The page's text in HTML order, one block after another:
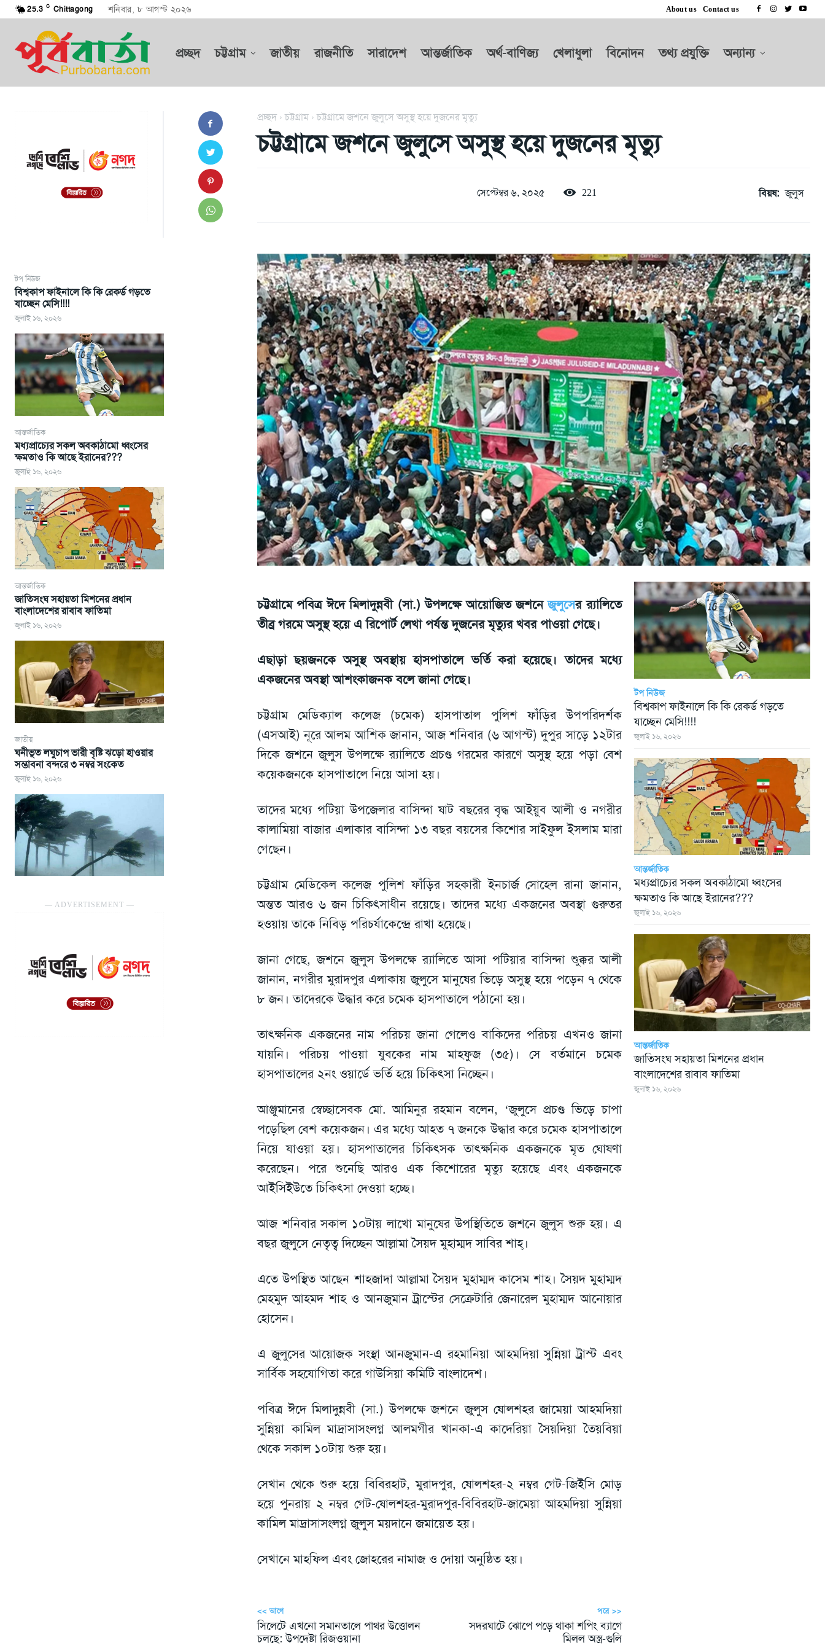
25.3 C Chittagong শনিবার, ৮ আগস্ট ২০২৬ About us Contact us
প্রচ্ছদ চট্টগ্রাম জাতীয় রাজনীতি সারাদেশ আন্তর্জাতিক অর্থ-বাণিজ্য খেলাধুলা বিনোদন তথ্য প্রযুক্তি অন্যান্য
টপ নিউজ
বিশ্বকাপ ফাইনালে কি কি রেকর্ড গড়তে
যাচ্ছেন মেসি!!!!
জুলাই ১৬, ২০২৬
আন্তর্জাতিক
মধ্যপ্রাচ্যের সকল অবকাঠামো ধ্বংসের
ক্ষমতাও কি আছে ইরানের???
জুলাই ১৬, ২০২৬
আন্তর্জাতিক
জাতিসংঘ সহায়তা মিশনের প্রধান
বাংলাদেশের রাবাব ফাতিমা
জুলাই ১৬, ২০২৬
জাতীয়
ঘনীভূত লঘুচাপ ভারী বৃষ্টি ঝড়ো হাওয়ার
সম্ভাবনা বন্দরে ৩ নম্বর সংকেত
জুলাই ১৬, ২০২৬
― ADVERTISEMENT ―
প্রচ্ছদ চট্টগ্রাম চট্টগ্রামে জশনে জুলুসে অসুস্থ হয়ে দুজনের মৃত্যু
চট্টগ্রামে জশনে জুলুসে অসুস্থ হয়ে দুজনের মৃত্যু
সেপ্টেম্বর ৬, ২০২৫ 221 বিয়ষ: জুলুস
চট্টগ্রামে পবিত্র ঈদে মিলাদুন্নবী (সা.) উপলক্ষে আয়োজিত জশনেজুলুসের র‍্যালিতে
তীব্র গরমে অসুস্থ হয়ে এ রিপোর্ট লেখা পর্যন্ত দুজনের মৃত্যুর খবর পাওয়া গেছে।
এছাড়া ছয়জনকে অসুস্থ অবস্থায় হাসপাতালে ভর্তি করা হয়েছে। তাদের মধ্যে
একজনের অবস্থা আশংকাজনক বলে জানা গেছে।
চট্টগ্রাম মেডিক্যাল কলেজ (চমেক) হাসপাতাল পুলিশ ফাঁড়ির উপপরিদর্শক
(এসআই) নূরে আলম আশিক জানান, আজ শনিবার (৬ আগস্ট) দুপুর সাড়ে ১২টার
দিকে জশনে জুলুস উপলক্ষে র‍্যালিতে প্রচণ্ড গরমের কারণে অসুস্থ হয়ে পড়া বেশ
কয়েকজনকে হাসপাতালে নিয়ে আসা হয়।
তাদের মধ্যে পটিয়া উপজেলার বাসিন্দা ষাট বছরের বৃদ্ধ আইয়ুব আলী ও নগরীর
কালামিয়া বাজার এলাকার বাসিন্দা ১৩ বছর বয়সের কিশোর সাইফুল ইসলাম মারা
গেছেন।
চট্টগ্রাম মেডিকেল কলেজ পুলিশ ফাঁড়ির সহকারী ইনচার্জ সোহেল রানা জানান,
অন্তত আরও ৬ জন চিকিৎসাধীন রয়েছে। তাদের মধ্যে একজনের অবস্থা গুরুতর
হওয়ায় তাকে নিবিড় পরিচর্যাকেন্দ্রে রাখা হয়েছে।
জানা গেছে, জশনে জুলুস উপলক্ষে র‍্যালিতে আসা পটিয়ার বাসিন্দা শুক্কুর আলী
জানান, নগরীর মুরাদপুর এলাকায় জুলুসে মানুষের ভিড়ে অসুস্থ হয়ে পড়েন ৭ থেকে
৮ জন। তাদেরকে উদ্ধার করে চমেক হাসপাতালে পঠানো হয়।
তাৎক্ষনিক একজনের নাম পরিচয় জানা গেলেও বাকিদের পরিচয় এখনও জানা
যায়নি। পরিচয় পাওয়া যুবকের নাম মাহফুজ (৩৫)। সে বর্তমানে চমেক
হাসপাতালের ২নং ওয়ার্ডে ভর্তি হয়ে চিকিৎসা নিচ্ছেন।
আঞ্জুমানের স্বেচ্ছাসেবক মো. আমিনুর রহমান বলেন, ‘জুলুসে প্রচণ্ড ভিড়ে চাপা
পড়েছিল বেশ কয়েকজন। এর মধ্যে আহত ৭ জনকে উদ্ধার করে চমেক হাসপাতালে
নিয়ে যাওয়া হয়। হাসপাতালের চিকিৎসক তাৎক্ষনিক একজনকে মৃত ঘোষণা
করেছেন। পরে শুনেছি আরও এক কিশোরের মৃত্যু হয়েছে এবং একজনকে
আইসিইউতে চিকিৎসা দেওয়া হচ্ছে।
আজ শনিবার সকাল ১০টায় লাখো মানুষের উপস্থিতিতে জশনে জুলুস শুরু হয়। এ
বছর জুলুসে নেতৃত্ব দিচ্ছেন আল্লামা সৈয়দ মুহাম্মদ সাবির শাহ্।
এতে উপস্থিত আছেন শাহজাদা আল্লামা সৈয়দ মুহাম্মদ কাসেম শাহ। সৈয়দ মুহাম্মদ
মেহমুদ আহমদ শাহ ও আনজুমান ট্রাস্টের সেক্রেটারি জেনারেল মুহাম্মদ আনোয়ার
হোসেন।
এ জুলুসের আয়োজক সংস্থা আনজুমান-এ রহমানিয়া আহমদিয়া সুন্নিয়া ট্রাস্ট এবং
সার্বিক সহযোগিতা করে গাউসিয়া কমিটি বাংলাদেশ।
পবিত্র ঈদে মিলাদুন্নবী (সা.) উপলক্ষে জশনে জুলুস ষোলশহর জামেয়া আহমদিয়া
সুন্নিয়া কামিল মাদ্রাসাসংলগ্ন আলমগীর খানকা-এ কাদেরিয়া সৈয়দিয়া তৈয়বিয়া
থেকে সকাল ১০টায় শুরু হয়।
সেখান থেকে শুরু হয়ে বিবিরহাট, মুরাদপুর, ষোলশহর-২ নম্বর গেট-জিইসি মোড়
হয়ে পুনরায় ২ নম্বর গেট-ষোলশহর-মুরাদপুর-বিবিরহাট-জামেয়া আহমদিয়া সুন্নিয়া
কামিল মাদ্রাসাসংলগ্ন জুলুস ময়দানে জমায়েত হয়।
সেখানে মাহফিল এবং জোহরের নামাজ ও দোয়া অনুষ্ঠিত হয়।
<< আগে
সিলেটে এখনো সমানতালে পাথর উত্তোলন
চলছে: উপদেষ্টা রিজওয়ানা
পরে >>
সদরঘাটে ঝোপে পড়ে থাকা শপিং ব্যাগে
মিলল অস্ত্র-গুলি
টপ নিউজ
বিশ্বকাপ ফাইনালে কি কি রেকর্ড গড়তে
যাচ্ছেন মেসি!!!!
জুলাই ১৬, ২০২৬
আন্তর্জাতিক
মধ্যপ্রাচ্যের সকল অবকাঠামো ধ্বংসের
ক্ষমতাও কি আছে ইরানের???
জুলাই ১৬, ২০২৬
আন্তর্জাতিক
জাতিসংঘ সহায়তা মিশনের প্রধান
বাংলাদেশের রাবাব ফাতিমা
জুলাই ১৬, ২০২৬